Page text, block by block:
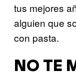
tus mejores
alguien que
con pasta.
NO TE